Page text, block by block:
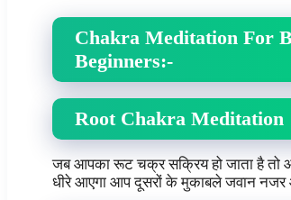
Chakra Meditation For
Beginners:-
Root Chakra Meditation
जब आपका रूट चक्र सक्रिय हो जाता है तो
धीरे आएगा आप दूसरों के मुकाबले जवान